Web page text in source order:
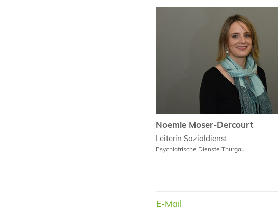
Noemie Moser-Dercourt
Leiterin Sozialdienst
Psychiatrische Dienste Thurgau
E-Mail
Noemie Moser-Dercourt
E-Mail